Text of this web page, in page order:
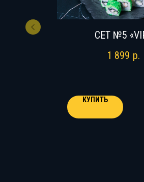
СЕТ №5
1 899 р.
КУПИТЬ